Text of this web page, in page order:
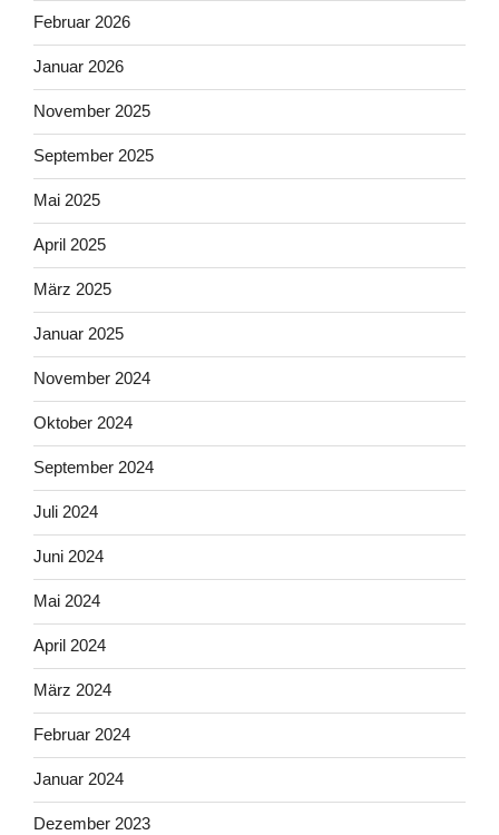
Februar 2026
Januar 2026
November 2025
September 2025
Mai 2025
April 2025
März 2025
Januar 2025
November 2024
Oktober 2024
September 2024
Juli 2024
Juni 2024
Mai 2024
April 2024
März 2024
Februar 2024
Januar 2024
Dezember 2023